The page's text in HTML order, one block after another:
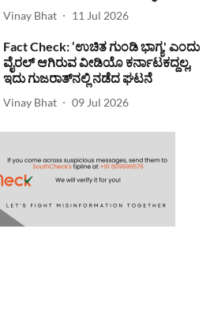
Vinay Bhat 11 Jul 2026
Fact Check: ‘ಉಚಿತ ಗುಂಡಿ ಭಾಗ್ಯ' ಎಂದು
ವೈರಲ್ ಆಗಿರುವ ವೀಡಿಯೊ ಕರ್ನಾಟಕದ್ದಲ್ಲ,
ಇದು ಗುಜರಾತ್‌ನಲ್ಲಿ ನಡೆದ ಘಟನೆ
Vinay Bhat 09 Jul 2026